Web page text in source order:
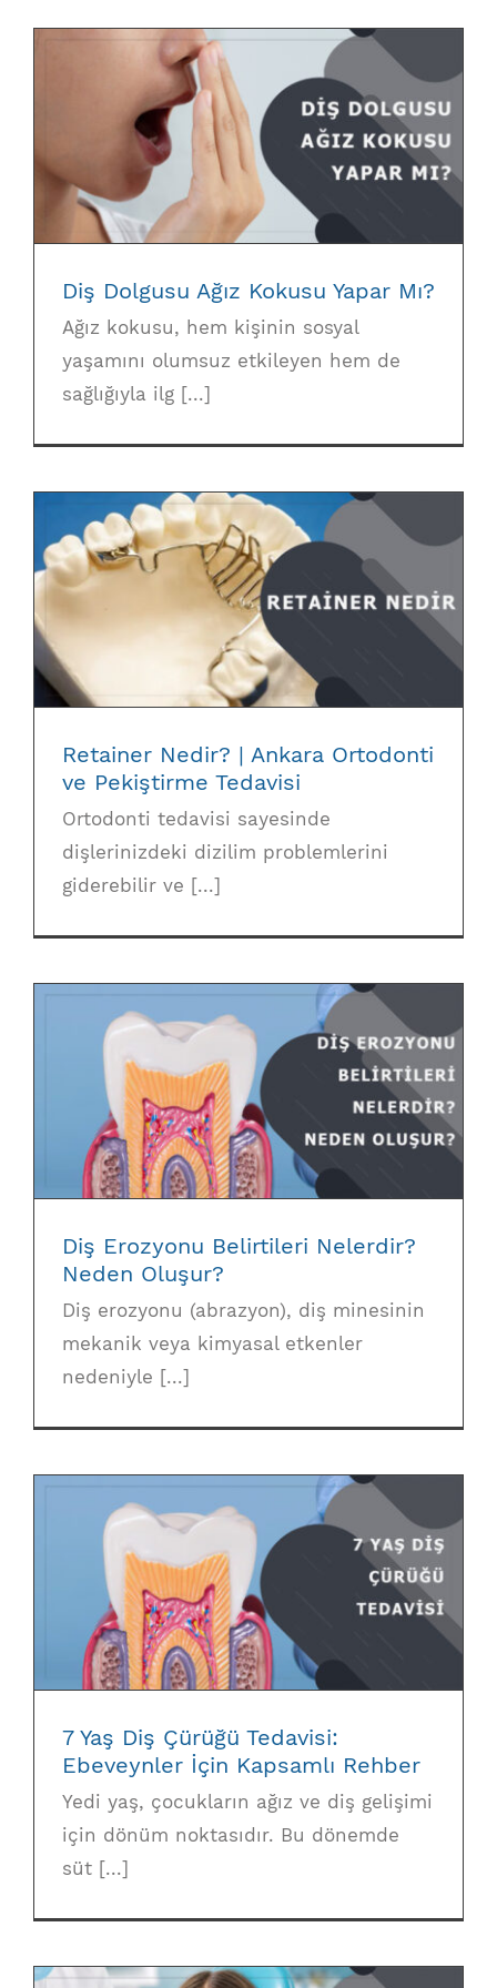
Diş Dolgusu Ağız Kokusu Yapar Mı?
Diş Dolgusu Ağız Kokusu Yapar Mı?
Ağız kokusu, hem kişinin sosyal
yaşamını olumsuz etkileyen hem de
sağlığıyla ilg [...]
Retainer Nedir? | Ankara Ortodonti ve
Pekiştirme Tedavisi
Retainer Nedir? | Ankara Ortodonti
ve Pekiştirme Tedavisi
Ortodonti tedavisi sayesinde
dişlerinizdeki dizilim problemlerini
giderebilir ve [...]
Diş Erozyonu Belirtileri Nelerdir? Neden
Oluşur?
Diş Erozyonu Belirtileri Nelerdir?
Neden Oluşur?
Diş erozyonu (abrazyon), diş minesinin
mekanik veya kimyasal etkenler
nedeniyle [...]
7 Yaş Diş Çürüğü Tedavisi: Ebeveynler İçin
Kapsamlı Rehber
7 Yaş Diş Çürüğü Tedavisi:
Ebeveynler İçin Kapsamlı Rehber
Yedi yaş, çocukların ağız ve diş gelişimi
için dönüm noktasıdır. Bu dönemde
süt [...]